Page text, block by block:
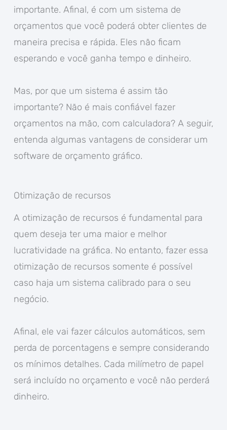
importante. Afinal, é com um sistema de
orçamentos que você poderá obter clientes de
maneira precisa e rápida. Eles não ficam
esperando e você ganha tempo e dinheiro.
Mas, por que um sistema é assim tão
importante? Não é mais confiável fazer
orçamentos na mão, com calculadora? A seguir,
entenda algumas vantagens de considerar um
software de orçamento gráfico.
Otimização de recursos
A otimização de recursos é fundamental para
quem deseja ter uma maior e melhor
lucratividade na gráfica. No entanto, fazer essa
otimização de recursos somente é possível
caso haja um sistema calibrado para o seu
negócio.
Afinal, ele vai fazer cálculos automáticos, sem
perda de porcentagens e sempre considerando
os mínimos detalhes. Cada milímetro de papel
será incluído no orçamento e você não perderá
dinheiro.